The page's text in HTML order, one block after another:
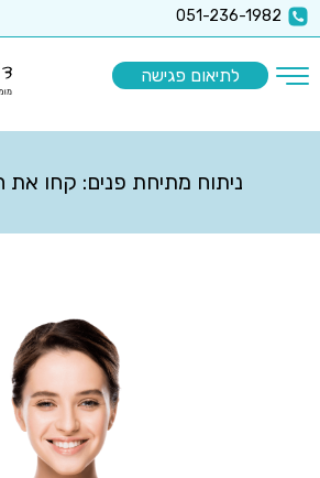
x-api-key":"6512a67ea5f63b3ec1a8b9e9
051-236-1982
לתיאום פגישה
ניתוח מתיחת פנים: קחו את